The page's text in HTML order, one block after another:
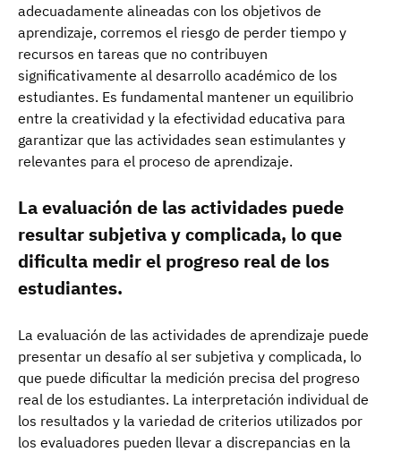
adecuadamente alineadas con los objetivos de
aprendizaje, corremos el riesgo de perder tiempo y
recursos en tareas que no contribuyen
significativamente al desarrollo académico de los
estudiantes. Es fundamental mantener un equilibrio
entre la creatividad y la efectividad educativa para
garantizar que las actividades sean estimulantes y
relevantes para el proceso de aprendizaje.
La evaluación de las actividades puede
resultar subjetiva y complicada, lo que
dificulta medir el progreso real de los
estudiantes.
La evaluación de las actividades de aprendizaje puede
presentar un desafío al ser subjetiva y complicada, lo
que puede dificultar la medición precisa del progreso
real de los estudiantes. La interpretación individual de
los resultados y la variedad de criterios utilizados por
los evaluadores pueden llevar a discrepancias en la